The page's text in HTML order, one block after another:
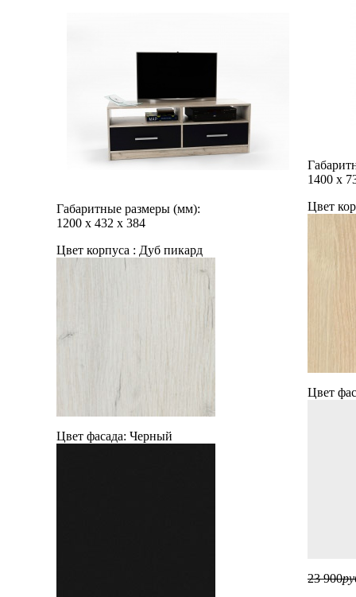
Габаритные размеры (мм):
1200 х 432 х 384
Цвет корпуса : Дуб пикард
Цвет фасада: Черный
1400 х
Цвет
Цвет
23 900